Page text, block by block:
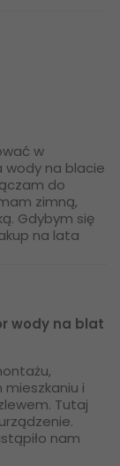
w
wody na blacie
do
zimną,
Gdybym się
na lata
wody na blat
i
Tutaj
nam